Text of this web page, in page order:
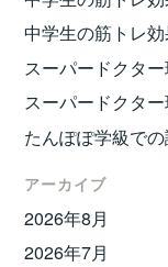
中学生の筋トレ効
スーパードクター
スーパードクター
たんぽぽ学級で
アーカイブ
2026年8月
2026年7月